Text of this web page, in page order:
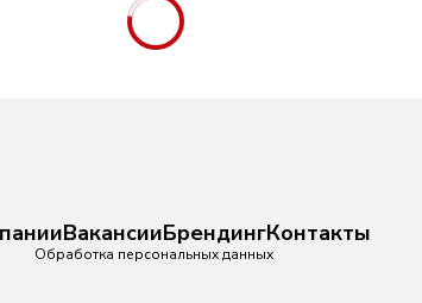
ВакансииБрендингКонтакты
Обработка персональных данных